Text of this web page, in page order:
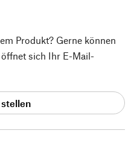
Produkt? Gerne können
sich Ihr E-Mail-